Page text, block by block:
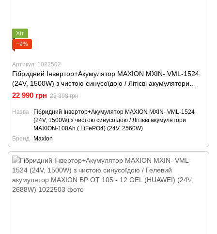
Хіт
−9%
Артикул: 1022502
Гібридний Інвертор+Акумулятор MAXION MXIN- VML-1524
(24V, 1500W) з чистою синусоїдою / Літієві акумулятори
MAXION-100Ah ( LiFePO4) (24V, 2560W)
22 990 грн 25 398 грн
Назва
Гібридний Інвертор+Акумулятор MAXION MXIN- VML-1524
(24V, 1500W) з чистою синусоїдою / Літієві акумулятори
MAXION-100Ah ( LiFePO4) (24V, 2560W)
Бренд
Maxion